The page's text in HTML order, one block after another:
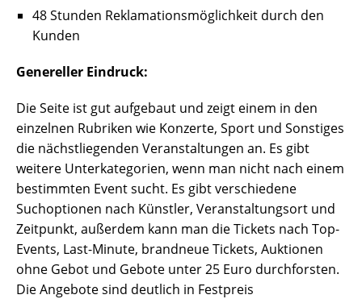
48 Stunden Reklamationsmöglichkeit durch den
Kunden
Genereller Eindruck:
Die Seite ist gut aufgebaut und zeigt einem in den
einzelnen Rubriken wie Konzerte, Sport und Sonstiges
die nächstliegenden Veranstaltungen an. Es gibt
weitere Unterkategorien, wenn man nicht nach einem
bestimmten Event sucht. Es gibt verschiedene
Suchoptionen nach Künstler, Veranstaltungsort und
Zeitpunkt, außerdem kann man die Tickets nach Top-
Events, Last-Minute, brandneue Tickets, Auktionen
ohne Gebot und Gebote unter 25 Euro durchforsten.
Die Angebote sind deutlich in Festpreis